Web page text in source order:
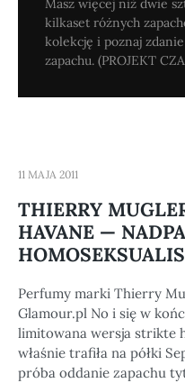
Masz więcej niż dwie
kilkaset różnych
kolekcję i poznaj
zapachu. (PROJEKT
11 MAJA 2011
THIERRY
HAVANE —
Perfumy marki Thierry
Glamour.pl No i się w
limitowana wersja strikte
właśnie trafiła na półki
próba oddanie zapachu